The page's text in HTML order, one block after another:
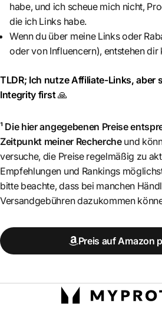
habe, und ich scheue mich nicht,
die ich Links habe.
Wenn du über meine Links oder
oder von Influencern), entstehen dir
TLDR; Ich nutze Affiliate-Links, aber
Integrity first🙏
¹ Die hier angegebenen Preise
Zeitpunkt meiner Rechercheund
versuche, die Preise regelmäßig zu
Empfehlungen und Rankings
bitte beachte, dass bei manchen
Versandgebühren dazukommen
Preis auf Amazon